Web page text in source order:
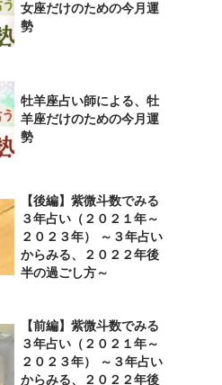
女座だけのための今月運
勢
牡羊座占い師による、牡
羊座だけのための今月運
勢
【後編】紫微斗数でみる
３年占い（２０２１年～
２０２３年） ～３年占い
からみる、２０２２年後
半の過ごし方～
【前編】紫微斗数でみる
３年占い（２０２１年～
２０２３年） ～３年占い
からみる、２０２２年後